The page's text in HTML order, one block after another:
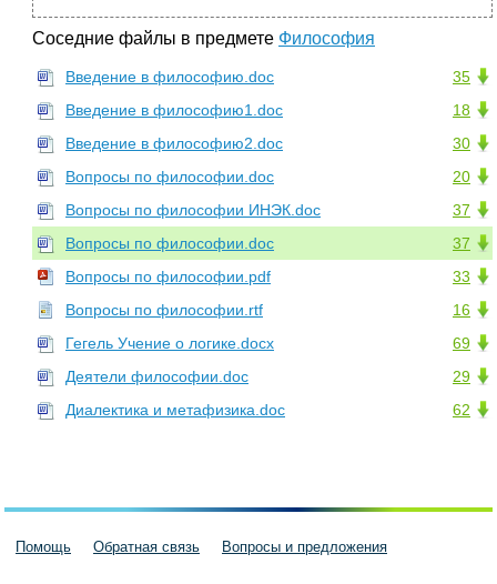
Соседние файлы в предмете Философия
35
Введение в философию.doc
18
Введение в философию1.doc
30
Введение в философию2.doc
20
Вопросы по философии.doc
37
Вопросы по философии ИНЭК.doc
37
Вопросы по философии.doc
33
Вопросы по философии.pdf
16
Вопросы по философии.rtf
69
Гегель Учение о логике.docx
29
Деятели философии.doc
62
Диалектика и метафизика.doc
Помощь Обратная связь Вопросы и предложения